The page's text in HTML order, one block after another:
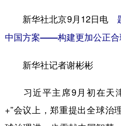
文化
法律 中央文件
食品 人居
学术中国 乡村振兴
新华社北京9月12日电
中国方案——构建更加公正
新华社记者谢彬彬
习近平主席9月初在天
+”会议上，郑重提出全球治